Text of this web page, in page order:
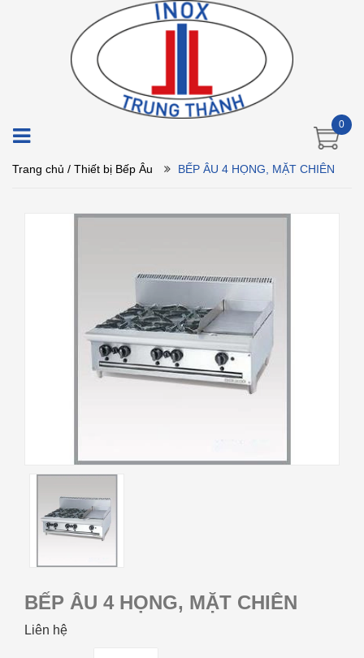
0
Trang chủ / Thiết bị Bếp Âu BẾP ÂU 4 HỌNG, MẶT CHIÊN
BẾP ÂU 4 HỌNG, MẶT CHIÊN
Liên hệ